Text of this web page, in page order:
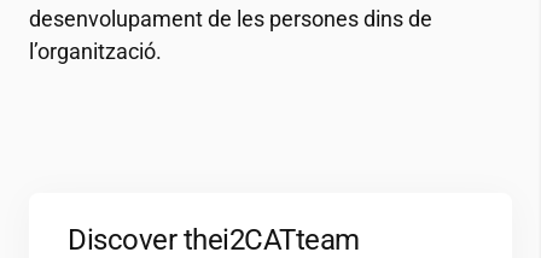
desenvolupament de les persones dins de
l’organització.
Discover thei2CATteam